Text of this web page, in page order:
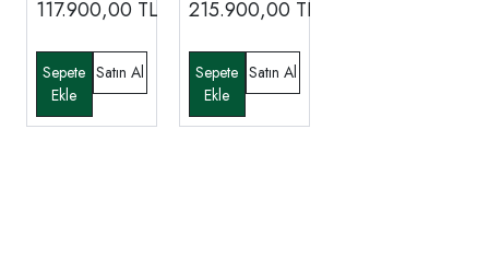
117.900,00 TL 215.900,00 TL